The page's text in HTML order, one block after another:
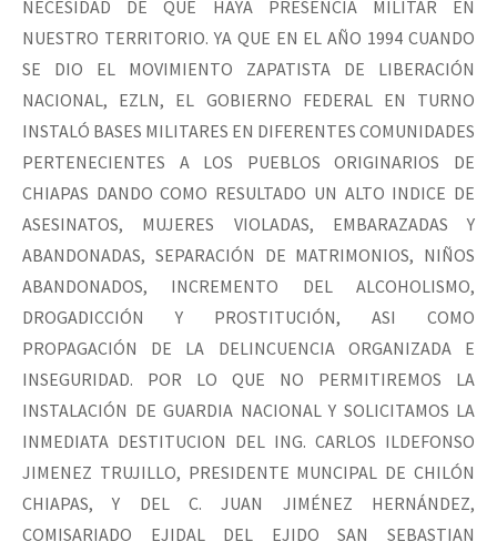
MULTIMEDIA
Audio
Fotorreportaje
Video
Semillero Guerra contra la Humanidad. (Las poblaciones y
la naturaleza bajo asedio)
Libros para descargar
Medios Libres
COVID-19
Contacto
Se o México sabe, que o mundo saiba! Nossas lutas pela
[25 abr – CDMX] Tokín por el CNI: 30 años de Resistencia y
NECESIDAD DE QUE HAYA PRESENCIA MILITAR EN
NUESTRO TERRITORIO. YA QUE EN EL AÑO 1994 CUANDO
SE DIO EL MOVIMIENTO ZAPATISTA DE LIBERACIÓN
NACIONAL, EZLN, EL GOBIERNO FEDERAL EN TURNO
INSTALÓ BASES MILITARES EN DIFERENTES COMUNIDADES
PERTENECIENTES A LOS PUEBLOS ORIGINARIOS DE
CHIAPAS DANDO COMO RESULTADO UN ALTO INDICE DE
ASESINATOS, MUJERES VIOLADAS, EMBARAZADAS Y
ABANDONADAS, SEPARACIÓN DE MATRIMONIOS, NIÑOS
ABANDONADOS, INCREMENTO DEL ALCOHOLISMO,
DROGADICCIÓN Y PROSTITUCIÓN, ASI COMO
PROPAGACIÓN DE LA DELINCUENCIA ORGANIZADA E
INSEGURIDAD. POR LO QUE NO PERMITIREMOS LA
INSTALACIÓN DE GUARDIA NACIONAL Y SOLICITAMOS LA
INMEDIATA DESTITUCION DEL ING. CARLOS ILDEFONSO
JIMENEZ TRUJILLO, PRESIDENTE MUNCIPAL DE CHILÓN
CHIAPAS, Y DEL C. JUAN JIMÉNEZ HERNÁNDEZ,
COMISARIADO EJIDAL DEL EJIDO SAN SEBASTIAN